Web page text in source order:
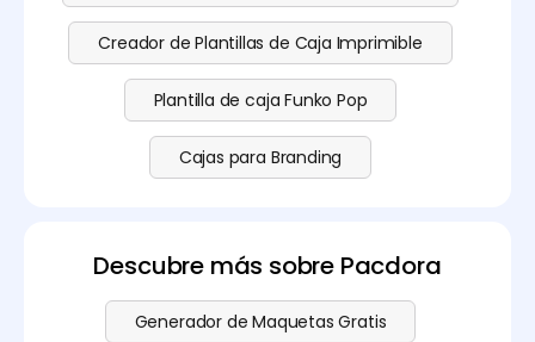
Creador de Plantillas de Caja Imprimible
Plantilla de caja Funko Pop
Cajas para Branding
Descubre más sobre Pacdora
Generador de Maquetas Gratis